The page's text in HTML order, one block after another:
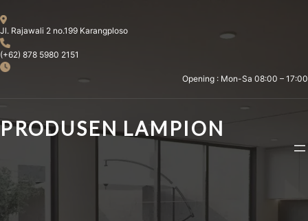
to
content
Jl. Rajawali 2 no.199 Karangploso
(+62) 878 5980 2151
Opening : Mon-Sa 08:00 – 17:00
PRODUSEN LAMPION